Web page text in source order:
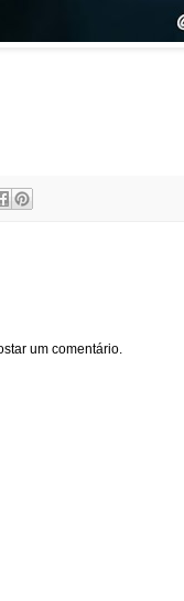
um comentário.